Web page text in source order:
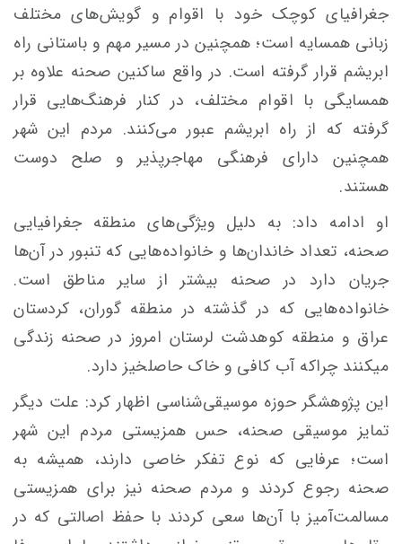
جغرافیای کوچک خود با اقوام و گویش‌های مختلف
زبانی همسایه است؛ همچنین در مسیر مهم و باستانی راه
ابریشم قرار گرفته است. در واقع ساکنین صحنه علاوه بر
همسایگی با اقوام مختلف، در کنار فرهنگ‌هایی قرار
گرفته که از راه ابریشم عبور می‌کنند. مردم این شهر
همچنین دارای فرهنگی مهاجرپذیر و صلح دوست
هستند.
او ادامه داد: به دلیل ویژگی‌های منطقه جغرافیایی
صحنه، تعداد خاندان‌ها و خانواده‌هایی که تنبور در آن‌ها
جریان دارد در صحنه بیشتر از سایر مناطق است.
خانواده‌هایی که در گذشته در منطقه گوران، کردستان
عراق و منطقه کوهدشت لرستان امروز در صحنه زندگی
میکنند چراکه آب کافی و خاک حاصلخیز دارد.
این پژوهشگر حوزه موسیقی‌شناسی اظهار کرد: علت دیگر
تمایز موسیقی صحنه، حس همزیستی مردم این شهر
است؛ عرفایی که نوع تفکر خاصی دارند، همیشه به
صحنه رجوع کردند و مردم صحنه نیز برای همزیستی
مسالمت‌آمیز با آن‌ها سعی کردند با حفظ اصالتی که در